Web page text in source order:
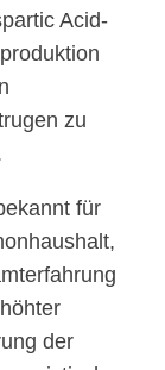
Acid-
zu
für
der